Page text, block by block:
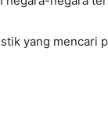
yang mencari